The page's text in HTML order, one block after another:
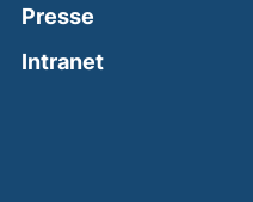
Presse
Intranet(external link,